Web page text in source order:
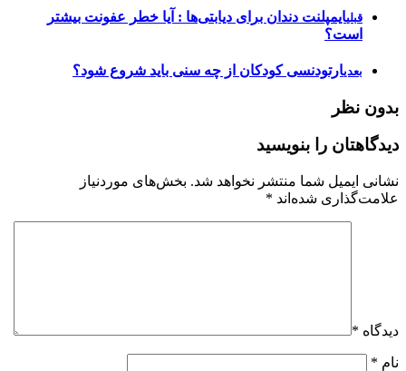
قبلیایمپلنت دندان برای دیابتی‌ها : آیا خطر عفونت بیشتر
است؟
بعدیارتودنسی کودکان از چه سنی باید شروع شود؟
بدون نظر
دیدگاهتان را بنویسید
نشانی ایمیل شما منتشر نخواهد شد. بخش‌های موردنیاز
علامت‌گذاری شده‌اند *
دیدگاه *
نام *